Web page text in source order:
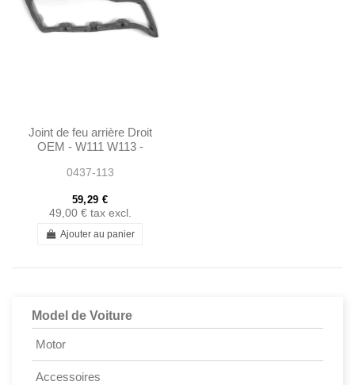
Joint de feu arrière Droit
OEM - W111 W113 -
0437-113
59,29 €
49,00 € tax excl.
Ajouter au panier
Model de Voiture
Motor
Accessoires